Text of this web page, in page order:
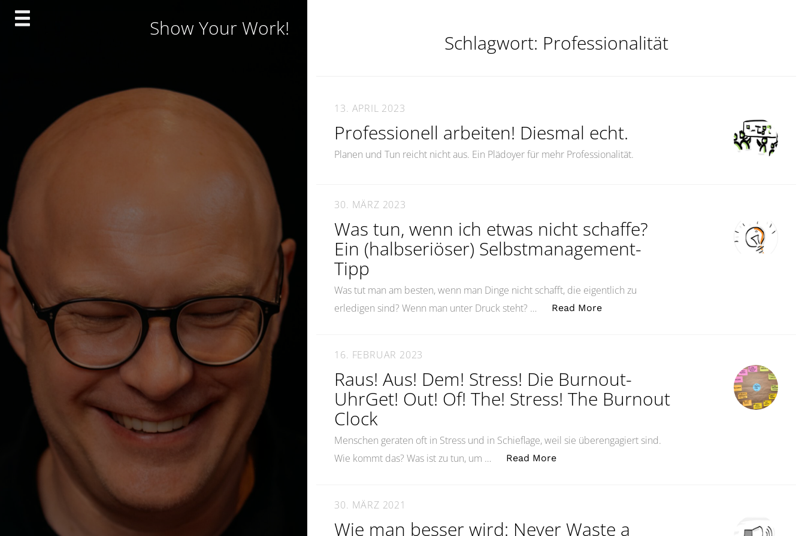
Skip
Show Your Work!
Schlagwort: Professionalität
13. APRIL 2023
Professionell arbeiten! Diesmal echt.
Planen und Tun reicht nicht aus. Ein Plädoyer für mehr Professionalität.
30. MÄRZ 2023
Was tun, wenn ich etwas nicht schaffe?
Ein (halbseriöser) Selbstmanagement-
Tipp
Was tut man am besten, wenn man Dinge nicht schafft, die eigentlich zu
erledigen sind? Wenn man unter Druck steht? …
Read More„Was tun, wenn ich etwas nicht schaffe?
16. FEBRUAR 2023
Raus! Aus! Dem! Stress! Die Burnout-
UhrGet! Out! Of! The! Stress! The Burnout
Clock
Menschen geraten oft in Stress und in Schieflage, weil sie überengagiert sind.
Wie kommt das? Was ist zu tun, um …
Read More„Raus! Aus! Dem! Stress! Die Burnout-UhrGet! Out!
30. MÄRZ 2021
Wie man besser wird: Never Waste a